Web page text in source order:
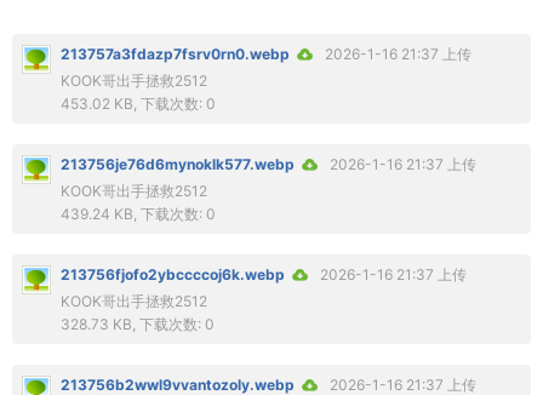
213757a3fdazp7fsrv0rn0.webp
2026-1-16 21:37 上传
KOOK哥出手拯救2512
453.02 KB, 下载次数: 0
213756je76d6mynoklk577.webp
2026-1-16 21:37 上传
KOOK哥出手拯救2512
439.24 KB, 下载次数: 0
213756fjofo2ybccccoj6k.webp
2026-1-16 21:37 上传
KOOK哥出手拯救2512
328.73 KB, 下载次数: 0
213756b2wwl9vvantozoly.webp
2026-1-16 21:37 上传